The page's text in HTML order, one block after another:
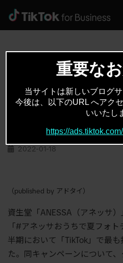
TikTokで21年上半期最多投稿
活用事例,TikTok
TikTokで21年上半期最
ンドエフェクト その発
2022-01-18
（published by アドタイ）
資生堂「ANESSA（アネッサ
「#アネッサおうちで夏フォ
半期において「TikTok」で最
た。同キャンペーンについて
重要な
当サイトは新しいブログ
今後は、以下のURL へアク
いいたし
https://